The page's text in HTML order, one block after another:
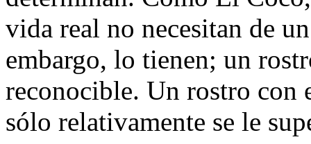
vida real no necesitan de
embargo, lo tienen; un
reconocible. Un rostro con
sólo relativamente se le